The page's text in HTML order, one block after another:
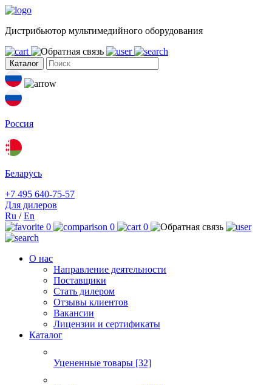
Дистрибьютор мультимедийного оборудования
Каталог
Россия
Беларусь
+7 495 640-75-57
Для дилеров
Ru /En
0
0 0
О нас
Направление деятельности
Поставщики
Стать дилером
Отзывы клиентов
Вакансии
Лицензии и сертификаты
Каталог
Уцененные товары [32]